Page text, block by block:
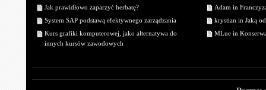
Jak prawidłowo zaparzyć herbatę?
System SAP podstawą efektywnego zarządzania
Kurs grafiki komputerowej, jako alternatywa do
innych kursów zawodowych
Adam in
krystian in Jaką
MLue in